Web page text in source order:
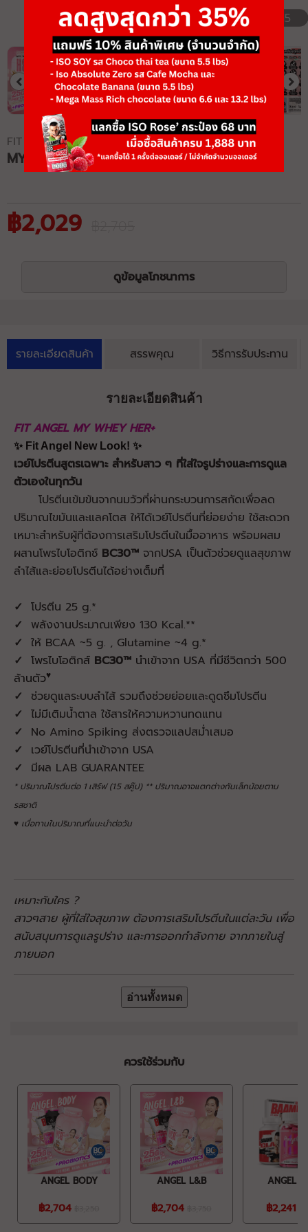
1/15
FIT ANGEL
MY WHEY HER + BC30®️
฿2,029
ดูข้อมูลโภชนาการ
รายละเอียดสินค้า สรรพคุณ วิธีการรับประทาน
รายละเอียดสินค้า
FIT ANGEL MY WHEY HER+
✨ Fit Angel New Look! ✨
เวย์โปรตีนสูตรเฉพาะ สำหรับสาว ๆ ที่ใส่ใจรูปร่างและการดูแล
ตัวเองในทุกวัน
โปรตีนเข้มข้นจากนมวัวที่ผ่านกระบวนการสกัดเพื่อลด
ปริมาณไขมันและแลคโตส ให้ได้เวย์โปรตีนที่ย่อยง่าย ใช้สะดวก
เหมาะสำหรับผู้ที่ต้องการเสริมโปรตีนในมื้ออาหาร พร้อมผสม
ผสานโพรไบโอติกซ์ BC30™ จากUSA เป็นตัวช่วยดูแลสุขภาพ
ลำไส้และย่อยโปรตีนได้อย่างเต็มที่
✓ โปรตีน 25 g.*
✓ พลังงานประมาณเพียง 130 Kcal.**
✓ ให้ BCAA ~5 g. , Glutamine ~4 g.*
✓ โพรไบโอติกส์ BC30™ นำเข้าจาก USA ที่มีชีวิตกว่า 500
ล้านตัว♥
✓ ช่วยดูแลระบบลำไส้ รวมถึงช่วยย่อยและดูดซึมโปรตีน
✓ ไม่มีเติมน้ำตาล ใช้สารให้ความหวานทดแทน
✓ No Amino Spiking ส่งตรวจแลปสม่ำเสมอ
✓ เวย์โปรตีนที่นำเข้าจาก USA
✓ มีผล LAB GUARANTEE
* ปริมาณโปรตีนต่อ 1 เสิร์ฟ (1.5 สคู๊ป) ** ปริมาณอาจแตกต่างกันเล็กน้อยตาม
รสชาติ
♥ เมื่อทานในปริมาณที่แนะนำต่อวัน
เหมาะกับใคร ?
สาวๆสาย ผู้ที่ใส่ใจสุขภาพ ต้องการเสริมโปรตีนในแต่ละวัน เพื่อ
สนับสนุนการดูแลรูปร่าง และการออกกำลังกาย จากภายในสู่
ภายนอก
อ่านทั้งหมด
ควรใช้ร่วมกับ
ANGEL BODY
฿2,704
ANGEL L&B
฿2,704
ANGEL
฿2,241